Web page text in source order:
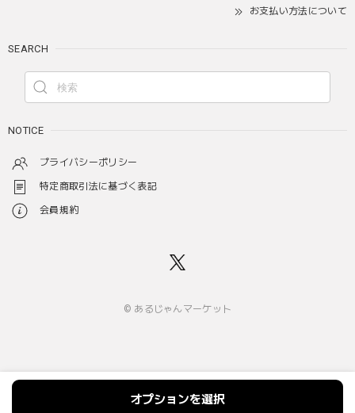
お支払い方法について
SEARCH
NOTICE
プライバシーポリシー
特定商取引法に基づく表記
会員規約
© あるじゃんマーケット
オプションを選択